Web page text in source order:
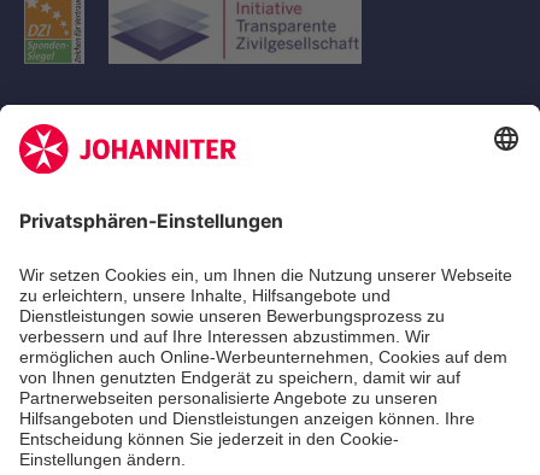
Erste-Hilfe-Kurse
Jobs
Ehrenamt
Freiwilligendienst
Johanniter-Jugend